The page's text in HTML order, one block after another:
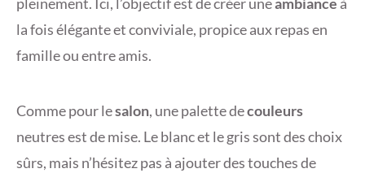
la fois élégante et conviviale, propice aux repas en
famille ou entre amis.
Comme pour lesalon, une palette decouleurs
neutres est de mise. Le blanc et le gris sont des choix
sûrs, mais n’hésitez pas à ajouter des touches de